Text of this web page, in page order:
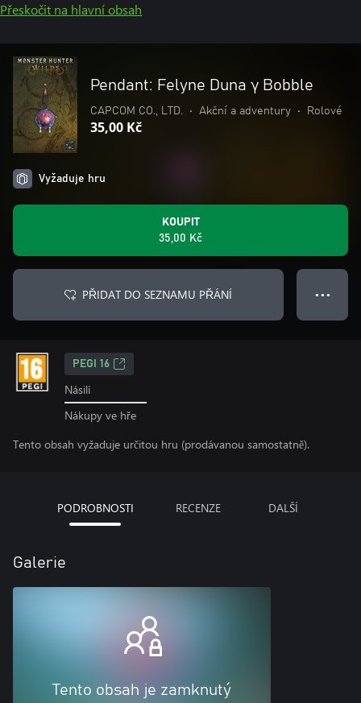
Přeskočit na hlavní obsah
Pendant: Felyne Duna γ Bobble
CAPCOM CO., LTD. • Akční a adventury • Rolové
35,00 Kč
Vyžaduje hru
KOUPIT
35,00 Kč
PŘIDAT DO SEZNAMU PŘÁNÍ ● ● ●
PEGI 16
Násilí
Nákupy ve hře
Tento obsah vyžaduje určitou hru (prodávanou samostatně).
PODROBNOSTI RECENZE DALŠÍ
Galerie
Tento obsah je zamknutý